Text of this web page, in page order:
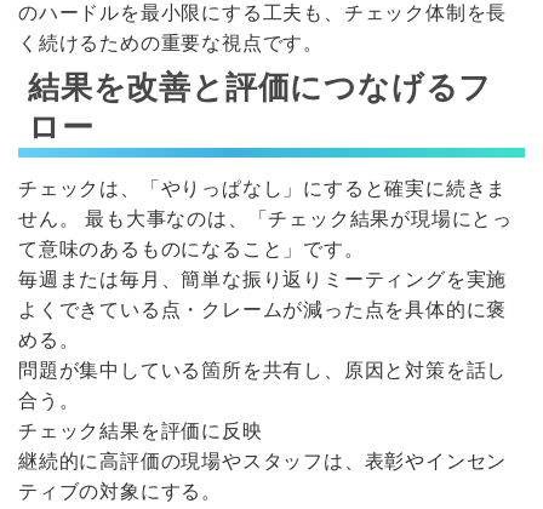
のハードルを最小限にする工夫も、チェック体制を長
く続けるための重要な視点です。
結果を改善と評価につなげるフ
ロー
チェックは、「やりっぱなし」にすると確実に続きま
せん。 最も大事なのは、「チェック結果が現場にとっ
て意味のあるものになること」です。
毎週または毎月、簡単な振り返りミーティングを実施
よくできている点・クレームが減った点を具体的に褒
める。
問題が集中している箇所を共有し、原因と対策を話し
合う。
チェック結果を評価に反映
継続的に高評価の現場やスタッフは、表彰やインセン
ティブの対象にする。